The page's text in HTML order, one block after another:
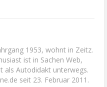
1953, wohnt in Zeitz.
ist in Sachen Web,
als Autodidakt unterwegs.
seit 23. Februar 2011.